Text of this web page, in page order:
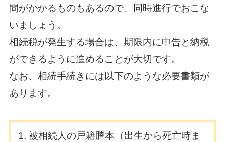
間がかかるものもあるので、同時進行でおこな
いましょう。
相続税が発生する場合は、期限内に申告と納税
ができるように進めることが大切です。
なお、相続手続きには以下のような必要書類が
あります。
被相続人の戸籍謄本（出生から死亡時ま